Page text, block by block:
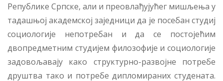
Републике Српске, али и преовлађујућег мишљења у
тадашњој академској заједници да је посебан студиј
социологије непотребан и да се постојећим
двопредметним студијем филозофије и социологије
задовољавају како структурно-развојне потребе
друштва тако и потребе дипломираних студената.